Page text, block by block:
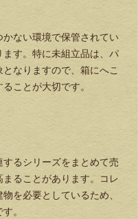
ない環境で保管されてい
す。特に未組立品は、パ
なりますので、箱にへこ
ことが大切です。
るシリーズをまとめて売
ることがあります。コレ
を必要としているため、
。